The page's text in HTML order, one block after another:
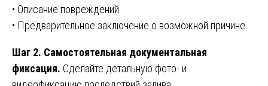
• Описание повреждений.
• Предварительное заключение о возможной причине.
Шаг 2. Самостоятельная документальная
фиксация. Сделайте детальную фото- и